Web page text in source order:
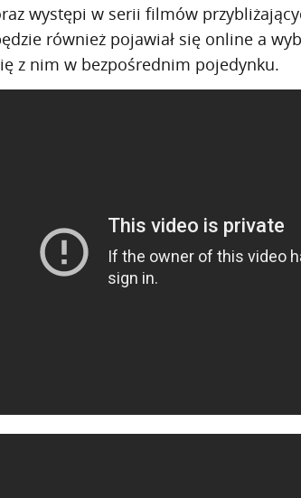
występi w serii filmów
również pojawiał się online a
z nim w bezpośrednim pojedynku.